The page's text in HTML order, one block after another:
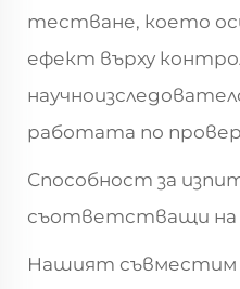
тестване, което
ефект върху
работата по
Способност за
съответстващи
Нашият съвместим